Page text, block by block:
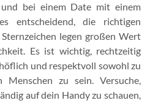
bei einem Date mit einem
entscheidend, die richtigen
legen großen Wert
Es ist wichtig, rechtzeitig
und respektvoll sowohl zu
zu sein. Versuche,
auf dein Handy zu schauen,